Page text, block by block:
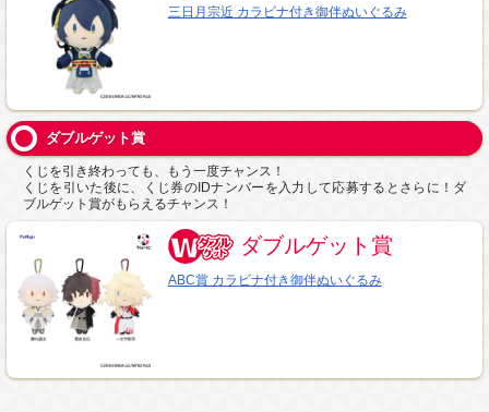
三日月宗近 カラビナ付き御伴ぬいぐるみ
ダブルゲット賞
くじを引き終わっても、もう一度チャンス！
くじを引いた後に、くじ券のIDナンバーを入力して応募するとさらに！ダ
ブルゲット賞がもらえるチャンス！
ダブルゲット賞
ABC賞 カラビナ付き御伴ぬいぐるみ